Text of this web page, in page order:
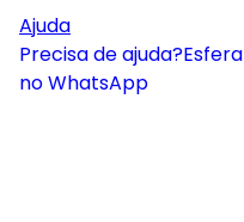
Ajuda
Precisa de ajuda?Esfera
no WhatsApp